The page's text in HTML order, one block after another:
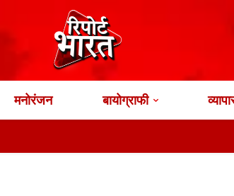
मनोरंजन बायोग्राफी